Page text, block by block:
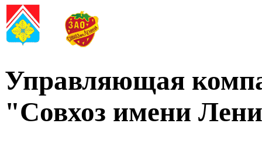
Управляющая
"Совхоз имени